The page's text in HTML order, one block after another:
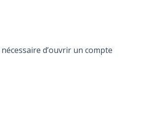
d’ouvrir un compte